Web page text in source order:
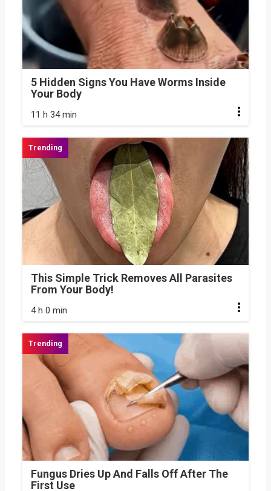
5 Hidden Signs You Have Worms Inside
Your Body
11 h 34 min
This Simple Trick Removes All Parasites
From Your Body!
4 h 0 min
Fungus Dries Up And Falls Off After The
First Use